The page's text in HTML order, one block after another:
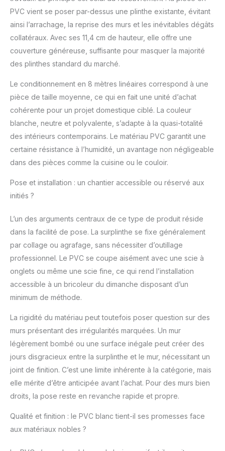
tous les revêtements
plinthe existante.
Rapide à poser, vous
n’avez pas besoin de
peindre, contrairement
mise en œuvre sera
réalisée au moyen d’un
mastic colle, de type
mastic colle plus de
MadeInNature. Forte
résistance aux chocs.
Peut se placer dans
toutes les pièces de la
maison, y compris les
de bain, cuisine.
joint contre le mur
parfait. Nul besoin de
finition au mastic. ML =
Longueur de la
surplinthe, 2 mètres.
Fabriqué avec des
émission, pour
PVC vient se poser par-dessus une plinthe existante, évitant
ainsi l’arrachage, la reprise des murs et les inévitables dégâts
collatéraux. Avec ses 11,4 cm de hauteur, elle offre une
couverture généreuse, suffisante pour masquer la majorité
des plinthes standard du marché.
Le conditionnement en 8 mètres linéaires correspond à une
pièce de taille moyenne, ce qui en fait une unité d’achat
cohérente pour un projet domestique ciblé. La couleur
blanche, neutre et polyvalente, s’adapte à la quasi-totalité
des intérieurs contemporains. Le matériau PVC garantit une
certaine résistance à l’humidité, un avantage non négligeable
dans des pièces comme la cuisine ou le couloir.
Pose et installation : un chantier accessible ou réservé aux
initiés ?
L’un des arguments centraux de ce type de produit réside
dans la facilité de pose. La surplinthe se fixe généralement
par collage ou agrafage, sans nécessiter d’outillage
professionnel. Le PVC se coupe aisément avec une scie à
onglets ou même une scie fine, ce qui rend l’installation
accessible à un bricoleur du dimanche disposant d’un
minimum de méthode.
La rigidité du matériau peut toutefois poser question sur des
murs présentant des irrégularités marquées. Un mur
légèrement bombé ou une surface inégale peut créer des
jours disgracieux entre la surplinthe et le mur, nécessitant un
joint de finition. C’est une limite inhérente à la catégorie, mais
elle mérite d’être anticipée avant l’achat. Pour des murs bien
droits, la pose reste en revanche rapide et propre.
Qualité et finition : le PVC blanc tient-il ses promesses face
aux matériaux nobles ?